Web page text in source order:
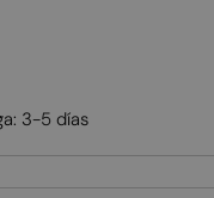
3-5 días